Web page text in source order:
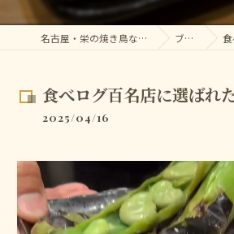
名古屋・栄の焼き鳥なら大銀杏 ブログ 食
食べログ百名店に選ばれ
2025/04/16